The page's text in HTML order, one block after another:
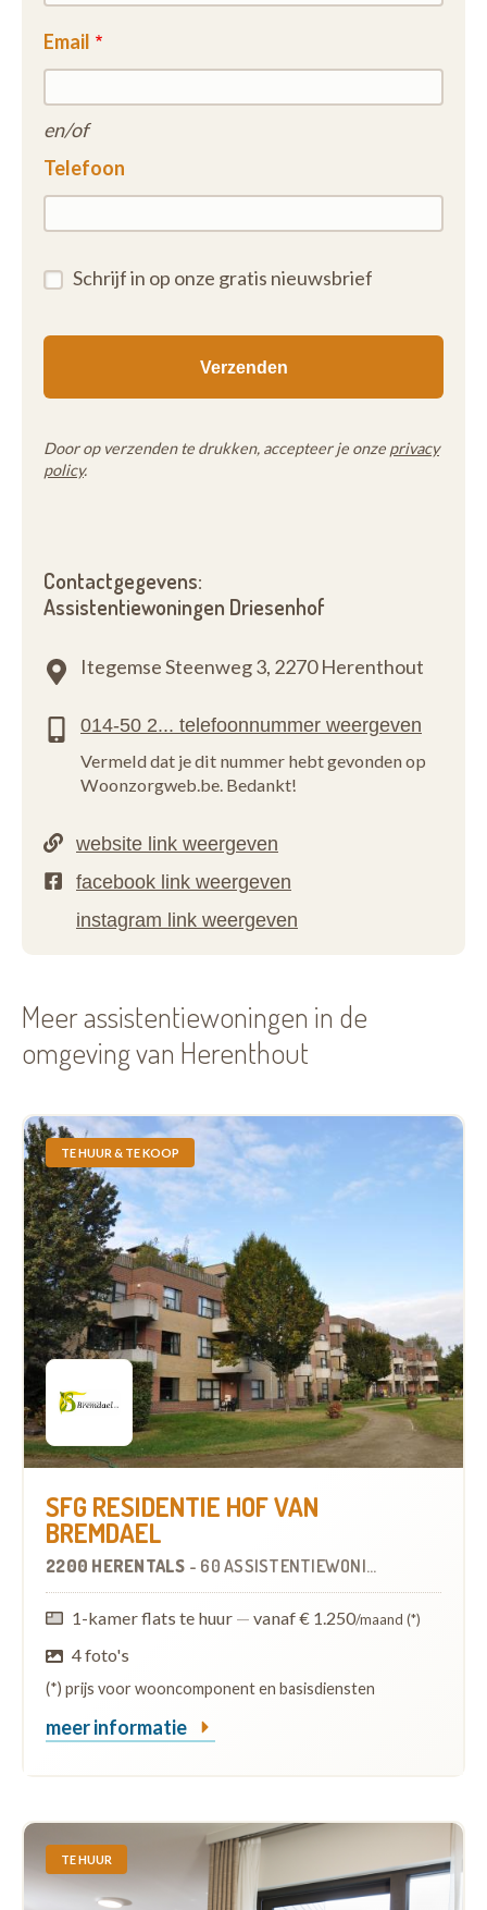
Email
en/of
Telefoon
Schrijf in op onze gratis nieuwsbrief
Door op verzenden te drukken, accepteer je onze privacy
policy.
Contactgegevens:
Assistentiewoningen Driesenhof
Itegemse Steenweg 3, 2270 Herenthout
Vermeld dat je dit nummer hebt gevonden op
Woonzorgweb.be. Bedankt!
Meer assistentiewoningen in de
omgeving van Herenthout
TE HUUR & TE KOOP
SFG RESIDENTIE HOF VAN
BREMDAEL
2200 HERENTALS - 60 ASSISTENTIEWONINGEN
1-kamer flats te huur — vanaf € 1.250/maand (*)
4 foto's
(*) prijs voor wooncomponent en basisdiensten
meer informatie
TE HUUR